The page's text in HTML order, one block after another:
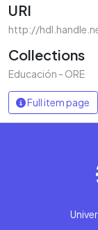
URI
http://
Collections
Educación - ORE
Full item page